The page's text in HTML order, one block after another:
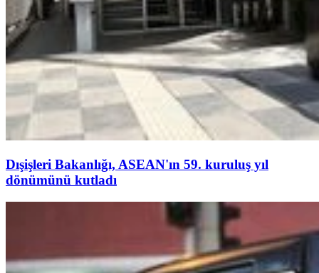
Dışişleri Bakanlığı, ASEAN'ın 59. kuruluş yıl
dönümünü kutladı